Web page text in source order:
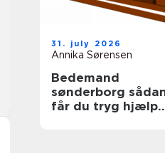
31. july 2026
Annika Sørensen
Bedemand
sønderborg sådan
får du tryg hjælp i